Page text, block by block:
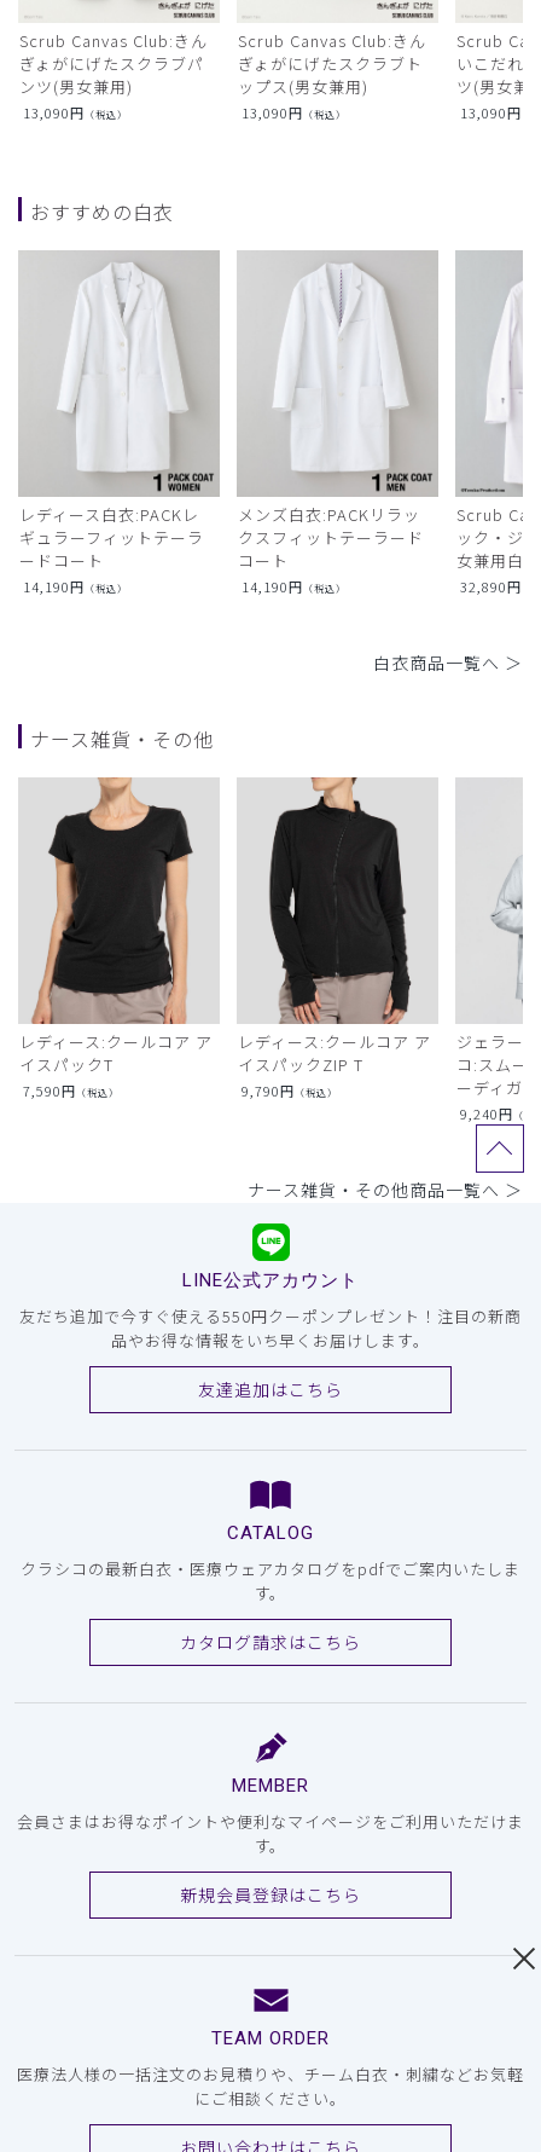
Scrub Canvas Club:きん
ぎょがにげたスクラブパ
ンツ(男女兼用)
13,090円 （税込）
Scrub Canvas Club:きん
ぎょがにげたスクラブト
ップス(男女兼用)
13,090円 （税込）
Scrub
いこだれ
ツ(男女兼
13,090円
おすすめの白衣
レディース白衣:PACKレ
ギュラーフィットテーラ
ードコート
14,190円 （税込）
メンズ白衣:PACKリラッ
クスフィットテーラード
コート
14,190円 （税込）
Scrub
ック・ジ
女兼用白
32,890円
白衣商品一覧へ ＞
ナース雑貨・その他
レディース:クールコア ア
イスパックT
7,590円 （税込）
レディース:クールコア ア
イスパックZIP T
9,790円 （税込）
ジェラー
コ:スムー
ーディガン
9,240円 （税
ナース雑貨・その他商品一覧へ ＞
LINE公式アカウント
友だち追加で今すぐ使える550円クーポンプレゼント！注目の新商
品やお得な情報をいち早くお届けします。
友達追加はこちら
CATALOG
クラシコの最新白衣・医療ウェアカタログをpdfでご案内いたしま
す。
カタログ請求はこちら
MEMBER
会員さまはお得なポイントや便利なマイページをご利用いただけま
す。
新規会員登録はこちら
TEAM ORDER
医療法人様の一括注文のお見積りや、チーム白衣・刺繍などお気軽
にご相談ください。
お問い合わせはこちら